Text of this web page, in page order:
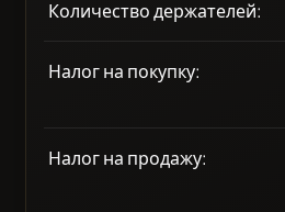
Количество держателей:
Налог на покупку:
Налог на продажу: